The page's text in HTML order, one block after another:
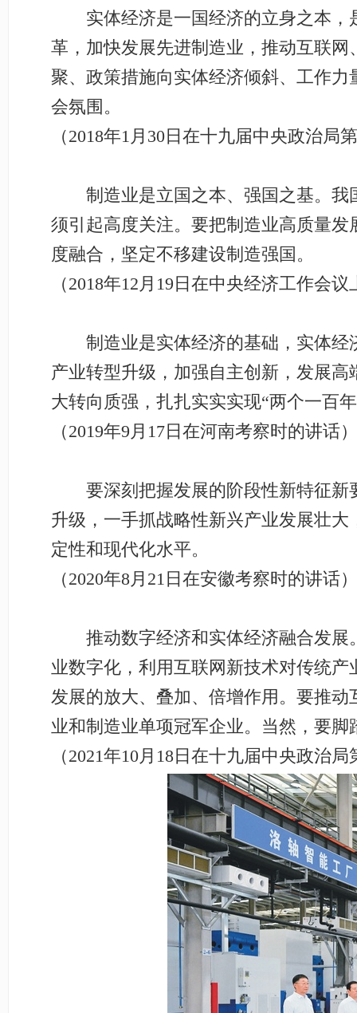
实体经济是一国经济的立身之本，
革，加快发展先进制造业，推动互联
聚、政策措施向实体经济倾斜、工作
会氛围。
（2018年1月30日在十九届中央政治局
制造业是立国之本、强国之基。我
须引起高度关注。要把制造业高质量
度融合，坚定不移建设制造强国。
（2018年12月19日在中央经济工作会
制造业是实体经济的基础，实体经
产业转型升级，加强自主创新，发展
大转向质强，扎扎实实实现“两个一百
（2019年9月17日在河南考察时的讲话）
要深刻把握发展的阶段性新特征新
升级，一手抓战略性新兴产业发展壮
定性和现代化水平。
（2020年8月21日在安徽考察时的讲话）
推动数字经济和实体经济融合发展
业数字化，利用互联网新技术对传统
发展的放大、叠加、倍增作用。要推
业和制造业单项冠军企业。当然，要
（2021年10月18日在十九届中央政治